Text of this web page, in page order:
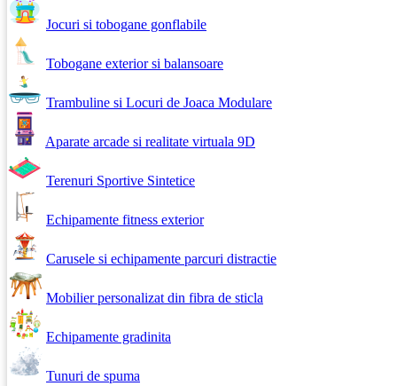
Jocuri si tobogane gonflabile
Tobogane exterior si balansoare
Trambuline si Locuri de Joaca Modulare
Aparate arcade si realitate virtuala 9D
Terenuri Sportive Sintetice
Echipamente fitness exterior
Carusele si echipamente parcuri distractie
Mobilier personalizat din fibra de sticla
Echipamente gradinita
Tunuri de spuma